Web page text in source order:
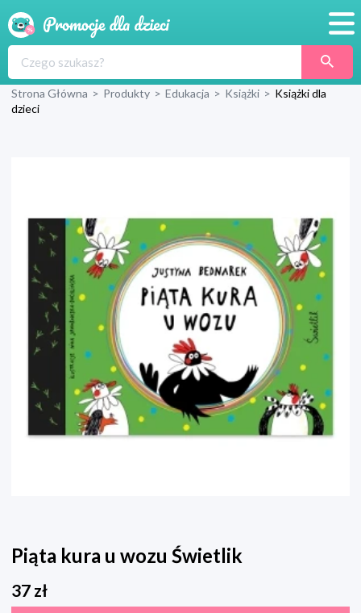
Produkty
Wyprawka
Strona Główna > Produkty > Edukacja > Książki > Książki dla
dzieci
Piąta kura u wozu Świetlik
37 zł